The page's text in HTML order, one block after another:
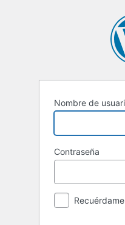
Nombre de
Contraseña
Recuérdame